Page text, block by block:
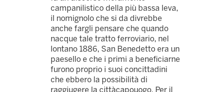
campanilistico della più bassa leva,
il nomignolo che si da divrebbe
anche fargli pensare che quando
nacque tale tratto ferroviario, nel
lontano 1886, San Benedetto era un
paesello e che i primi a beneficiarne
furono proprio i suoi concittadini
che ebbero la possibilità di
raggiugere la cittàcapouogo. Per il